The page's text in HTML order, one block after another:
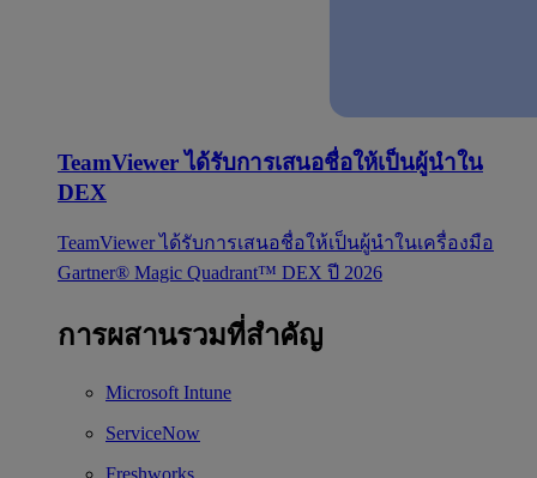
TeamViewer ได้รับการเสนอชื่อให้เป็นผู้นำใน
DEX
TeamViewer ได้รับการเสนอชื่อให้เป็นผู้นำในเครื่องมือ
Gartner® Magic Quadrant™ DEX ปี 2026
การผสานรวมที่สำคัญ
Microsoft Intune
ServiceNow
Freshworks